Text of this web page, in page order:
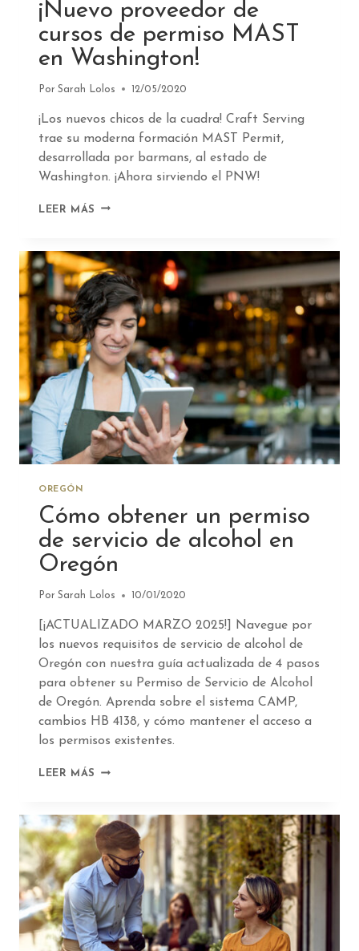
¡Nuevo proveedor de
cursos de permiso MAST
en Washington!
Por Sarah Lolos 12/05/2020
¡Los nuevos chicos de la cuadra! Craft Serving
trae su moderna formación MAST Permit,
desarrollada por barmans, al estado de
Washington. ¡Ahora sirviendo el PNW!
LEER MÁS COMUNICADO
¡NUEVO
PROVEEDOR
DE
CURSOS
DE
PERMISO
MAST
EN
WASHINGTON!
OREGÓN
Cómo obtener un permiso
de servicio de alcohol en
Oregón
Por Sarah Lolos 10/01/2020
[¡ACTUALIZADO MARZO 2025!] Navegue por
los nuevos requisitos de servicio de alcohol de
Oregón con nuestra guía actualizada de 4 pasos
para obtener su Permiso de Servicio de Alcohol
de Oregón. Aprenda sobre el sistema CAMP,
cambios HB 4138, y cómo mantener el acceso a
los permisos existentes.
LEER MÁS CÓMO
PERMISO
DE
SERVICIO
DE
ALCOHOL
EN
OREGÓN